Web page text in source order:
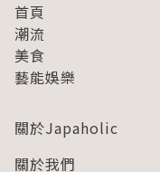
首頁
潮流
美食
藝能娛樂
關於Japaholic
關於我們